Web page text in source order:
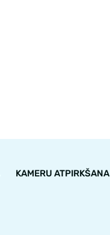
KAMERU ATPIRKŠANA